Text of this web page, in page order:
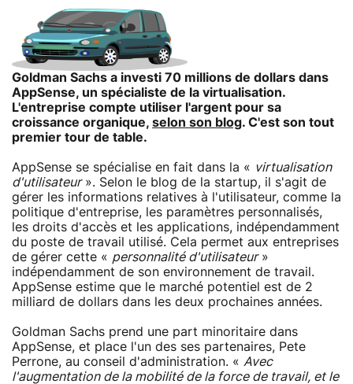
Goldman Sachs a investi 70 millions de dollars dans
AppSense, un spécialiste de la virtualisation.
L'entreprise compte utiliser l'argent pour sa
croissance organique, selon son blog. C'est son tout
premier tour de table.
AppSense se spécialise en fait dans la « virtualisation
d'utilisateur». Selon le blog de la startup, il s'agit de
gérer les informations relatives à l'utilisateur, comme la
politique d'entreprise, les paramètres personnalisés,
les droits d'accès et les applications, indépendamment
du poste de travail utilisé. Cela permet aux entreprises
de gérer cette « personnalité d'utilisateur»
indépendamment de son environnement de travail.
AppSense estime que le marché potentiel est de 2
milliard de dollars dans les deux prochaines années.
Goldman Sachs prend une part minoritaire dans
AppSense, et place l'un des ses partenaires, Pete
Perrone, au conseil d'administration. « Avec
l'augmentation de la mobilité de la force de travail, et le